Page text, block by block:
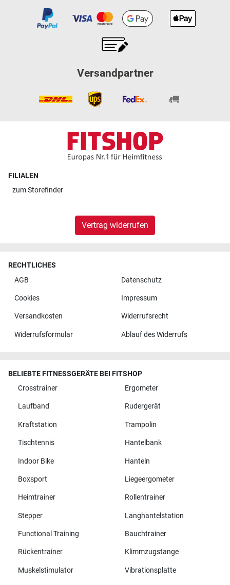
Versandpartner
FILIALEN
zumStorefinder
Vertrag widerrufen
RECHTLICHES
AGB
Datenschutz
Cookies Impressum
Versandkosten Widerrufsrecht
Widerrufsformular Ablauf des Widerrufs
BELIEBTE FITNESSGERÄTE BEI FITSHOP
Crosstrainer
Ergometer
Laufband Rudergerät
Kraftstation Trampolin
Tischtennis Hantelbank
Indoor Bike Hanteln
Boxsport Liegeergometer
Heimtrainer Rollentrainer
Stepper Langhantelstation
Functional Training Bauchtrainer
Rückentrainer Klimmzugstange
Muskelstimulator Vibrationsplatte